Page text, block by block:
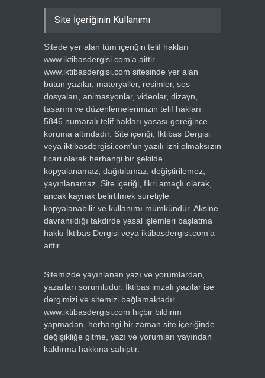
Site İçeriğinin Kullanımı
Sitede yer alan tüm içeriğin telif hakları
www.iktibasdergisi.com’a aittir.
www.iktibasdergisi.com sitesinde yer alan
bütün yazılar, materyaller, resimler, ses
dosyaları, animasyonlar, videolar, dizayn,
tasarım ve düzenlemelerimizin telif hakları
5846 numaralı telif hakları yasası gereğince
koruma altındadır. Site içeriği, İktibas Dergisi
veya iktibasdergisi.com’un yazılı izni olmaksızın
ticari olarak herhangi bir şekilde
kopyalanamaz, dağıtılamaz, değiştirilemez,
yayınlanamaz. Site içeriği, fikri amaçlı olarak,
ancak kaynak belirtilmek suretiyle
kopyalanabilir ve kullanımı mümkündür. Aksine
davranıldığı takdirde yasal işlemleri başlatma
hakkı İktibas Dergisi veya iktibasdergisi.com’a
aittir.
Sitemizde yayınlanan yazı ve yorumlardan,
yazarları sorumludur. İktibas imzalı yazılar ise
dergimizi ve sitemizi bağlamaktadır.
www.iktibasdergisi.com hiçbir bildirim
yapmadan, herhangi bir zaman site içeriğinde
değişikliğe gitme, yazı ve yorumları yayından
kaldırma hakkına sahiptir.